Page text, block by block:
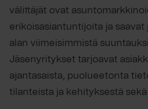
välittäjät ovat
erikoisasiantuntijoita ja
alan viimeisimmistä
Jäsenyritykset tarjoavat
ajantasaista, puolueetonta
tilanteista ja kehityksestä